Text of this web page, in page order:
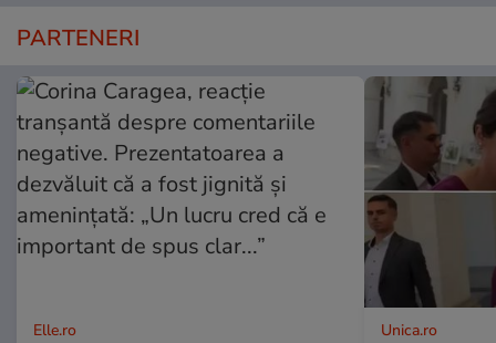
PARTENERI
Elle.ro Unica.ro